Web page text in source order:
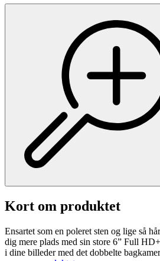
Kort om produktet
Ensartet som en poleret sten og lige så
dig mere plads med sin store 6” Full
i dine billeder med det dobbelte